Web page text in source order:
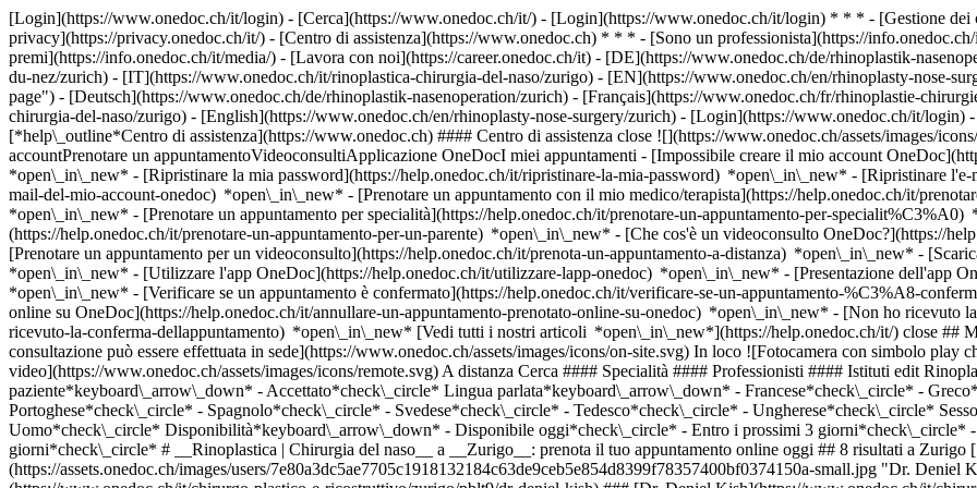
[Login](https://www.onedoc.ch/it/login) - [Cerca](https://www.onedoc.ch/it/) - [Login](https://www.onedoc.ch/it/login) * * * - [Gestione dei
privacy](https://privacy.onedoc.ch/it/) - [Centro di assistenza](https://www.onedoc.ch) * * * - [Sono un professionista](https://
premi](https://info.onedoc.ch/it/media/) - [Lavora con noi](https://career.onedoc.ch/it) - [DE](https://www.onedoc.ch/de/rhinoplastik-
du-nez/zurich) - [IT](https://www.onedoc.ch/it/rinoplastica-chirurgia-del-naso/zurigo) - [EN](https://www.onedoc.ch/en/rhinoplasty-nose-
page") - [Deutsch](https://www.onedoc.ch/de/rhinoplastik-nasenoperation/zurich) - [Français](https://www.onedoc.ch/fr/rhinoplastie-
chirurgia-del-naso/zurigo) - [English](https://www.onedoc.ch/en/rhinoplasty-nose-surgery/zurich) - [Login](https://www.onedoc.ch/it/login)
[*help\_outline*Centro di assistenza](https://www.onedoc.ch) #### Centro di assistenza close ![](https://www.onedoc.ch/assets/images/
accountPrenotare un appuntamentoVideoconsultiApplicazione OneDocI miei appuntamenti - [Impossibile creare il mio account
*open\_in\_new* - [Ripristinare la mia password](https://help.onedoc.ch/it/ripristinare-la-mia-password) *open\_in\_new* - [Ripristinare
mail-del-mio-account-onedoc) *open\_in\_new* - [Prenotare un appuntamento con il mio medico/terapista](https://help.onedoc.ch/it/
*open\_in\_new* - [Prenotare un appuntamento per specialità](https://help.onedoc.ch/it/prenotare-un-appuntamento-per-
(https://help.onedoc.ch/it/prenotare-un-appuntamento-per-un-parente) *open\_in\_new* - [Che cos'è un videoconsulto OneDoc?](https://
[Prenotare un appuntamento per un videoconsulto](https://help.onedoc.ch/it/prenota-un-appuntamento-a-distanza) *open\_in\_new* -
*open\_in\_new* - [Utilizzare l'app OneDoc](https://help.onedoc.ch/it/utilizzare-lapp-onedoc) *open\_in\_new* - [Presentazione dell'app
*open\_in\_new* - [Verificare se un appuntamento è confermato](https://help.onedoc.ch/it/verificare-se-un-appuntamento-%C3%A8-confermato) *open\_in\_new* - [Annullare un appuntamento prenotato online su OneDoc](https://help.onedoc.ch/it/annullare-un-appuntamento-prenotato-online-su-onedoc) *open\_in\_new* - [Non ho ricevuto la conferma dell'appuntamento](https://help.onedoc.ch/it/non-ho-ricevuto-la-conferma-dellappuntamento) *open\_in\_new* [Vedi tutti i nostri articoli *open\_in\_new*](https://help.onedoc.ch/it/) close ## Modifica la ricerca ![Casa con segno più che indica che la consultazione può essere effettuata in sede](https://www.onedoc.ch/assets/images/icons/on-site.svg) In loco ![Fotocamera con simbolo play che indica che la consultazione può essere effettuata a distanza in video](https://www.onedoc.ch/assets/images/icons/remote.svg) A distanza Cerca #### Specialità #### Professionisti #### Istituti edit Rinoplastica | Chirurgia del naso a Zurigo tune Filtra per Nuovo paziente*keyboard\_arrow\_down* - Accettato*check\_circle* Lingua parlata*keyboard\_arrow\_down* - Francese*check\_circle* - Greco*check\_circle* - Inglese*check\_circle* - Italiano*check\_circle* - Portoghese*check\_circle* - Spagnolo*check\_circle* - Svedese*check\_circle* - Tedesco*check\_circle* - Ungherese*check\_circle* Sesso*keyboard\_arrow\_down* - Donna*check\_circle* - Uomo*check\_circle* Disponibilità*keyboard\_arrow\_down* - Disponibile oggi*check\_circle* - Entro i prossimi 3 giorni*check\_circle* - Entro i prossimi 7 giorni*check\_circle* - Entro i prossimi 14 giorni*check\_circle* # __Rinoplastica | Chirurgia del naso__ a __Zurigo__: prenota il tuo appuntamento online oggi ## 8 risultati a Zurigo [![Dr. Deniel Kish, chirurgo plastico e ricostruttivo a Zurigo](https://assets.onedoc.ch/images/users/7e80a3dc5ae7705c1918132184c63de9ceb5e854d8399f78357400bf0374150a-small.jpg "Dr. Deniel Kish, chirurgo plastico e ricostruttivo a Zurigo")](https://www.onedoc.ch/it/chirurgo-plastico-e-ricostruttivo/zurigo/pblt9/dr-deniel-kish) ### [Dr. Deniel Kish](https://www.onedoc.ch/it/chirurgo-plastico-e-ricostruttivo/zurigo/pblt9/dr-deniel-kish) ![Badge che indica un profilo verificato](https://www.onedoc.ch/assets/images/icons/checkmark.svg) [Chirurgo plastico e ricostruttivo](https://www.onedoc.ch/it/chirurgo-plastico-e-ricostruttivo/zurigo) [Praxis Dr. Kish Deniel](https://www.onedoc.ch/it/studio-medico/zurigo/exc7/praxis-dr-kish-deniel) Bleicherweg 54 8002 Zurigo ![Icona paziente con segno più che indica che il professionista accetta nuovi pazienti](https://www.onedoc.ch/assets/images/icons/new-patients.svg)Accetta nuovi pazienti [Prenota un appuntamento](https://www.onedoc.ch/it/chirurgo-plastico-e-ricostruttivo/zurigo/pblt9/dr-deniel-kish) Competenze: Rinoplastica | Chirurgia del naso, [Trattamento anti-rughe](https://www.onedoc.ch/it/trattamento-anti-rughe/zurigo), [Addominoplastica | Chirurgia addominale](https://www.onedoc.ch/it/addominoplastica-chirurgia-addominale/zurigo), [Blefaroplastica | Chirurgia delle palpebre](https://www.onedoc.ch/it/blefaroplastica-chirurgia-delle-palpebre/zurigo), [Mastoplastica additiva | Aumento del seno](https://www.onedoc.ch/it/mastoplastica-additiva-aumento-del-seno/zurigo), [Lifting del viso](https://www.onedoc.ch/it/lifting-del-viso/zurigo), [Lipoaspirazione | Liposuzione](https://www.onedoc.ch/it/lipoaspirazione-liposuzione/zurigo), [Iniezione di acido ialuronico](https://www.onedoc.ch/it/iniezione-di-acido-ialuronico/zurigo), [Vaginoplastica](https://www.onedoc.ch/it/vaginoplastica/zurigo)Vedi di più *chevron\_left* lun 03 ago *chevron\_right* Vedi più appuntamenti *error\_outline* Si è verificato un errore durante il caricamento della disponibilità [Riprova](https://www.onedoc.ch) Competenze: Rinoplastica | Chirurgia del naso, [Trattamento anti-rughe](https://www.onedoc.ch/it/trattamento-anti-rughe/zurigo), [Addominoplastica | Chirurgia addominale](https://www.onedoc.ch/it/addominoplastica-chirurgia-addominale/zurigo), [Blefaroplastica | Chirurgia delle palpebre](https://www.onedoc.ch/it/blefaroplastica-chirurgia-delle-palpebre/zurigo), [Mastoplastica additiva | Aumento del seno](https://www.onedoc.ch/it/mastoplastica-additiva-aumento-del-seno/zurigo), [Lifting del viso](https://www.onedoc.ch/it/lifting-del-viso/zurigo), [Lipoaspirazione | Liposuzione](https://www.onedoc.ch/it/lipoaspirazione-liposuzione/zurigo), [Iniezione di acido ialuronico](https://www.onedoc.ch/it/iniezione-di-acido-ialuronico/zurigo), [Vaginoplastica](https://www.onedoc.ch/it/vaginoplastica/zurigo)Vedi di più [![Prof. Dr. med. Holger Erne, chirurgo plastico e ricostruttivo a Zurigo](https://assets.onedoc.ch/images/users/bbd1eabdab775fc8f3ac5a19b489f2a08bfd08980653f3082dff0c3827ce73ab-small.jpg "Prof. Dr. med. Holger Erne, chirurgo plastico e ricostruttivo a Zurigo")](https://www.onedoc.ch/it/chirurgo-plastico-e-ricostruttivo/zurigo/pc3zo/prof-dr-med-holger-erne) ### [Prof. Dr. med. Holger Erne](https://www.onedoc.ch/it/chirurgo-plastico-e-ricostruttivo/zurigo/pc3zo/prof-dr-med-holger-erne) ![Badge che indica un profilo verificato](https://www.onedoc.ch/assets/images/icons/checkmark.svg) [Chirurgo plastico e ricostruttivo](https://www.onedoc.ch/it/chirurgo-plastico-e-ricostruttivo/zurigo) [Clinique DELC Zürich](https://www.onedoc.ch/it/clinica/zurigo/ebei1/clinique-delc-zurich) Hardturmstrasse 161 8005 Zurigo ![Icona paziente con segno più che indica che il professionista accetta nuovi pazienti](https://www.onedoc.ch/assets/images/icons/new-patients.svg)Accetta nuovi pazienti [Prenota un appuntamento](https://www.onedoc.ch/it/chirurgo-plastico-e-ricostruttivo/zurigo/pc3zo/prof-dr-med-holger-erne) Competenze: Rinoplastica | Chirurgia del naso, [Lipofilling | Lipostruttura](https://www.onedoc.ch/it/lipofilling-lipostruttura/zurigo), [Lifting del viso](https://www.onedoc.ch/it/lifting-del-viso/zurigo), [Mastoplastica additiva | Aumento del seno](https://www.onedoc.ch/it/mastoplastica-additiva-aumento-del-seno/zurigo), [Body Lift | Lifting del corpo](https://www.onedoc.ch/it/body-lift-lifting-del-corpo/zurigo), [Blefaroplastica | Chirurgia delle palpebre](https://www.onedoc.ch/it/blefaroplastica-chirurgia-delle-palpebre/zurigo), [Lipoaspirazione | Liposuzione](https://www.onedoc.ch/it/lipoaspirazione-liposuzione/zurigo), [Mastectomia | Rimozione del seno](https://www.onedoc.ch/it/mastectomia-rimozione-del-seno/zurigo),